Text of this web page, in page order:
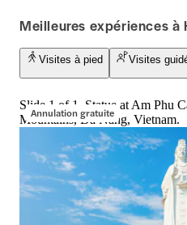
Meilleures expériences à
Visites à pied Visites
Annulation gratuite
Slide 1 of 1, Statue at Am Phu
Mountains, Đà Nẵng, Vietnam.